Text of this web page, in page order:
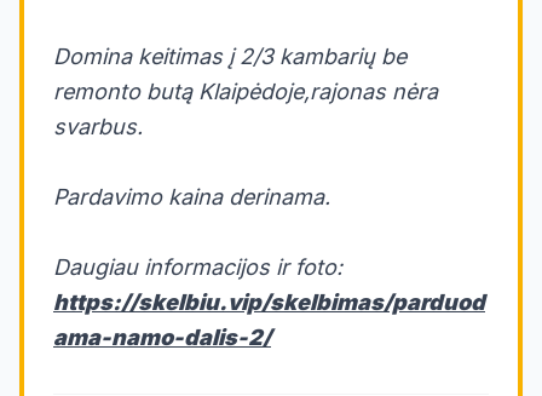
Domina keitimas į 2/3 kambarių be
remonto butą Klaipėdoje,rajonas nėra
svarbus.
Pardavimo kaina derinama.
Daugiau informacijos ir foto:
https://skelbiu.vip/skelbimas/parduod
ama-namo-dalis-2/